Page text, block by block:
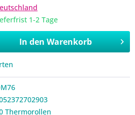
1-2 Tage
In den Warenkorb
Thermorollen